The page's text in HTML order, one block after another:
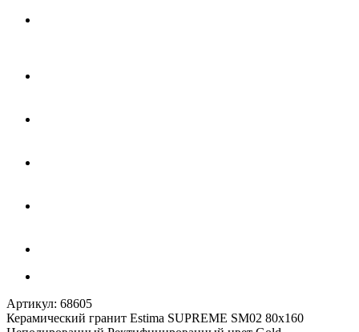
Артикул: 68605
Керамический гранит Estima SUPREME SM02 80x160